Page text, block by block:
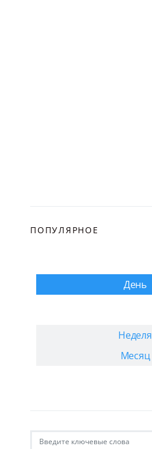
ПОПУЛЯРНОЕ
День
Неделя
Месяц